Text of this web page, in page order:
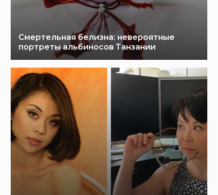
Смертельная белизна: невероятные
портреты альбиносов Танзании